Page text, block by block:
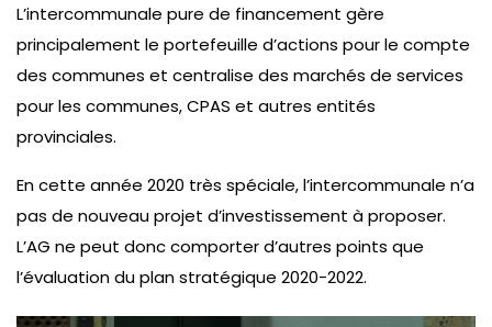
L’intercommunale pure de financement gère
principalement le portefeuille d’actions pour le compte
des communes et centralise des marchés de services
pour les communes, CPAS et autres entités
provinciales.
En cette année 2020 très spéciale, l’intercommunale n’a
pas de nouveau projet d’investissement à proposer.
L’AG ne peut donc comporter d’autres points que
l’évaluation du plan stratégique 2020-2022.